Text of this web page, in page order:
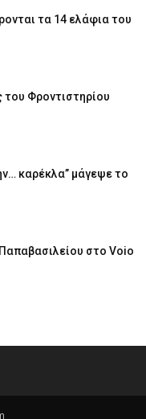
τα 14 ελάφια του
του Φροντιστηρίου
καρέκλα” μάγεψε το
στο Voio